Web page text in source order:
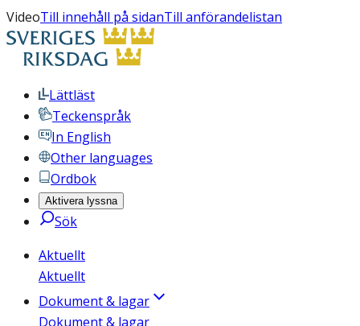
VideoTill innehåll på sidanTill anförandelistan
Lättläst
Teckenspråk
In English
Other languages
Ordbok
Aktivera lyssna
Sök
Aktuellt
Aktuellt
Dokument & lagar
Dokument & lagar